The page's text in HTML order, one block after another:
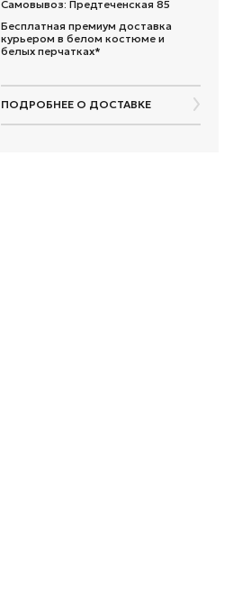
Самовывоз: Предтеченская 85
Бесплатная премиум доставка
курьером в белом костюме и
белых перчатках*
ПОДРОБНЕЕ О ДОСТАВКЕ